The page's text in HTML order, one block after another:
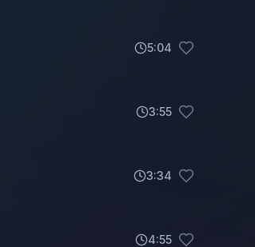
5:04
3:55
3:34
4:55